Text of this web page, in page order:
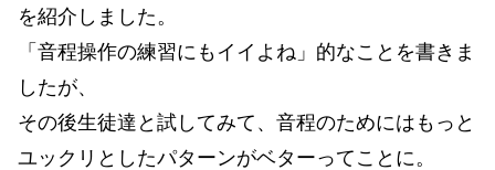
を紹介しました。
「音程操作の練習にもイイよね」的なことを書きま
したが、
その後生徒達と試してみて、音程のためにはもっと
ユックリとしたパターンがベターってことに。